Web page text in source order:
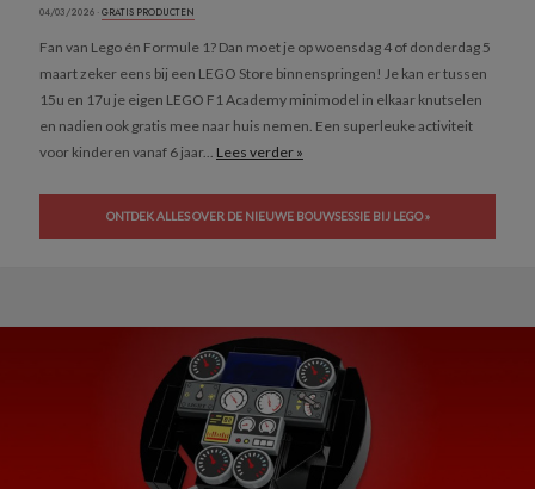
04/03/2026 ·GRATIS PRODUCTEN
Fan van Lego én Formule 1? Dan moet je op woensdag 4 of donderdag 5
maart zeker eens bij een LEGO Store binnenspringen! Je kan er tussen
15u en 17u je eigen LEGO F1 Academy minimodel in elkaar knutselen
en nadien ook gratis mee naar huis nemen. Een superleuke activiteit
voor kinderen vanaf 6 jaar... Lees verder »
ONTDEK ALLES OVER DE NIEUWE BOUWSESSIE BIJ LEGO »